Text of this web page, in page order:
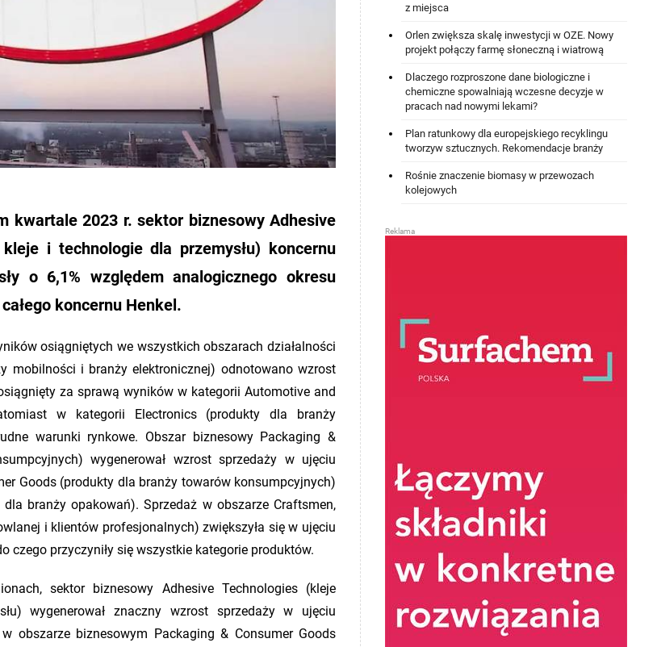
kwartale 2023 r. sektor biznesowy Adhesive
i technologie dla przemysłu) koncernu
o 6,1% względem analogicznego okresu
całego koncernu Henkel.
osiągniętych we wszystkich obszarach działalności
mobilności i branży elektronicznej) odnotowano wzrost
za sprawą wyników w kategorii Automotive and
w kategorii Electronics (produkty dla branży
warunki rynkowe. Obszar biznesowy Packaging &
wygenerował wzrost sprzedaży w ujęciu
Goods (produkty dla branży towarów konsumpcyjnych)
branży opakowań). Sprzedaż w obszarze Craftsmen,
i klientów profesjonalnych) zwiększyła się w ujęciu
czego przyczyniły się wszystkie kategorie produktów.
sektor biznesowy Adhesive Technologies (kleje
wygenerował znaczny wzrost sprzedaży w ujęciu
obszarze biznesowym Packaging & Consumer Goods
z miejsca
Orlen zwiększa skalę inwestycji w OZE. Nowy
projekt połączy farmę słoneczną i wiatrową
Dlaczego rozproszone dane biologiczne i
chemiczne spowalniają wczesne decyzje w
pracach nad nowymi lekami?
Plan ratunkowy dla europejskiego recyklingu
tworzyw sztucznych. Rekomendacje branży
Rośnie znaczenie biomasy w przewozach
kolejowych